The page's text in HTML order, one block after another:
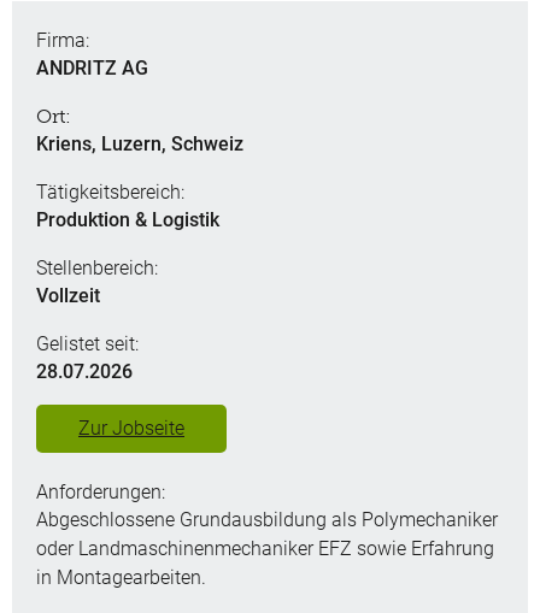
Firma:
ANDRITZ AG
Ort:
Kriens, Luzern, Schweiz
Tätigkeitsbereich:
Produktion & Logistik
Stellenbereich:
Vollzeit
Gelistet seit:
28.07.2026
Zur Jobseite
Anforderungen:
Abgeschlossene Grundausbildung als Polymechaniker
oder Landmaschinenmechaniker EFZ sowie Erfahrung
in Montagearbeiten.